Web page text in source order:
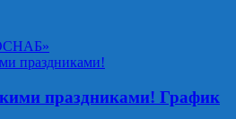
праздниками!
праздниками! График